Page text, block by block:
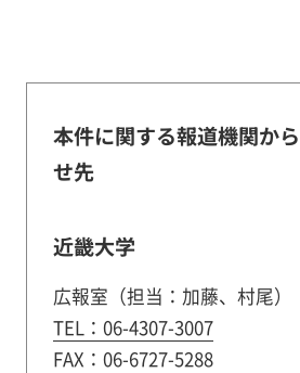
本件に関する報道機関か
せ先
近畿大学
広報室（担当：加藤、村尾）
TEL：06-4307-3007
FAX：06-6727-5288